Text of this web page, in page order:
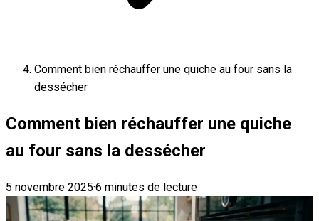
Comment bien réchauffer une quiche au four sans la
dessécher
Comment bien réchauffer une quiche
au four sans la dessécher
5 novembre 2025·6 minutes de lecture